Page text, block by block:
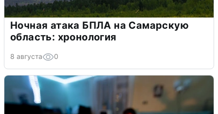
Ночная атака БПЛА на Самарскую
область: хронология
8 августа 0